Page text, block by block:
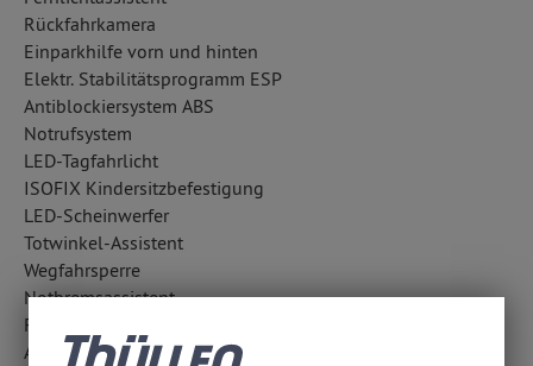
Rückfahrkamera
Einparkhilfe vorn und hinten
Elektr. Stabilitätsprogramm ESP
Antiblockiersystem ABS
Notrufsystem
LED-Tagfahrlicht
ISOFIX Kindersitzbefestigung
LED-Scheinwerfer
Totwinkel-Assistent
Wegfahrsperre
Notbremsassistent
Fußgängerschutzsystem
Aufmerksamkeitsassistent